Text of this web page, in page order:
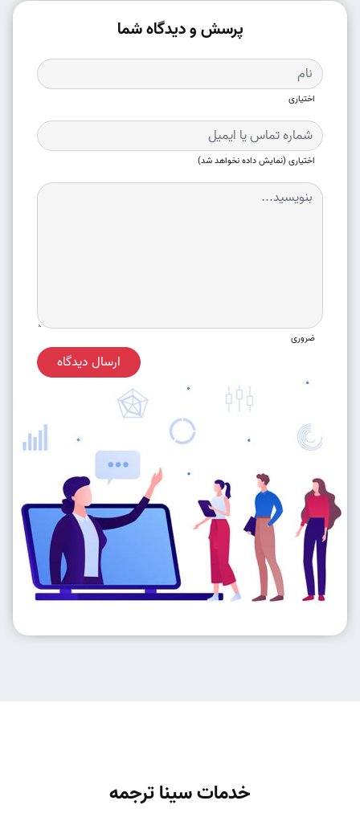
پرسش و دیدگاه شما
اختیاری
اختیاری (نمایش داده نخواهد شد)
ضروری
ارسال دیدگاه
خدمات سینا ترجمه